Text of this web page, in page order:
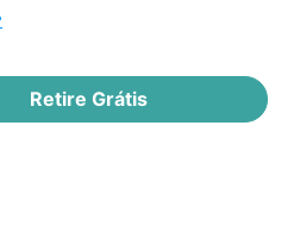
Retire Grátis